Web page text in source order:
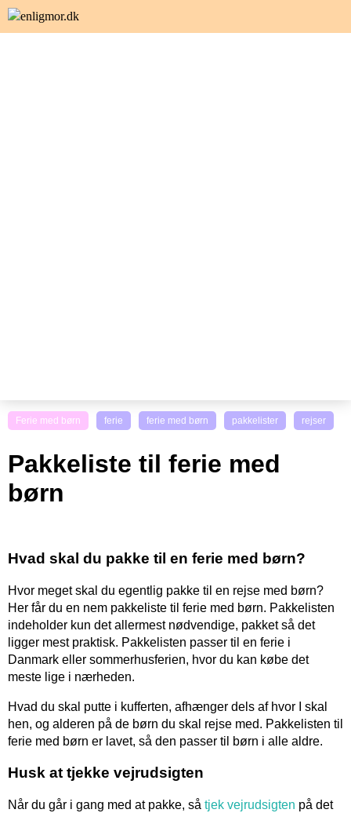
Ferie med børn ferie ferie med børn pakkelister rejser
Pakkeliste til ferie med
børn
Hvad skal du pakke til en ferie med børn?
Hvor meget skal du egentlig pakke til en rejse med børn?
Her får du en nem pakkeliste til ferie med børn. Pakkelisten
indeholder kun det allermest nødvendige, pakket så det
ligger mest praktisk. Pakkelisten passer til en ferie i
Danmark eller sommerhusferien, hvor du kan købe det
meste lige i nærheden.
Hvad du skal putte i kufferten, afhænger dels af hvor I skal
hen, og alderen på de børn du skal rejse med. Pakkelisten til
ferie med børn er lavet, så den passer til børn i alle aldre.
Husk at tjekke vejrudsigten
Når du går i gang med at pakke, så tjek vejrudsigten på det